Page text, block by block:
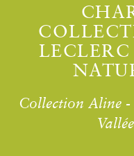
Collection Aline -